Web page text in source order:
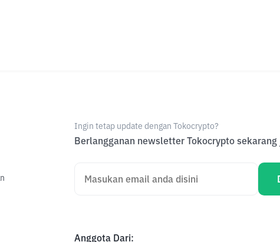
Ingin tetap update dengan Tokocrypto?
Berlangganan newsletter Tokocrypto sekarang
Anggota Dari: